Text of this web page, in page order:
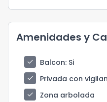
Amenidades y
check Balcon: Si
check
Privada con
check
Zona arbolada